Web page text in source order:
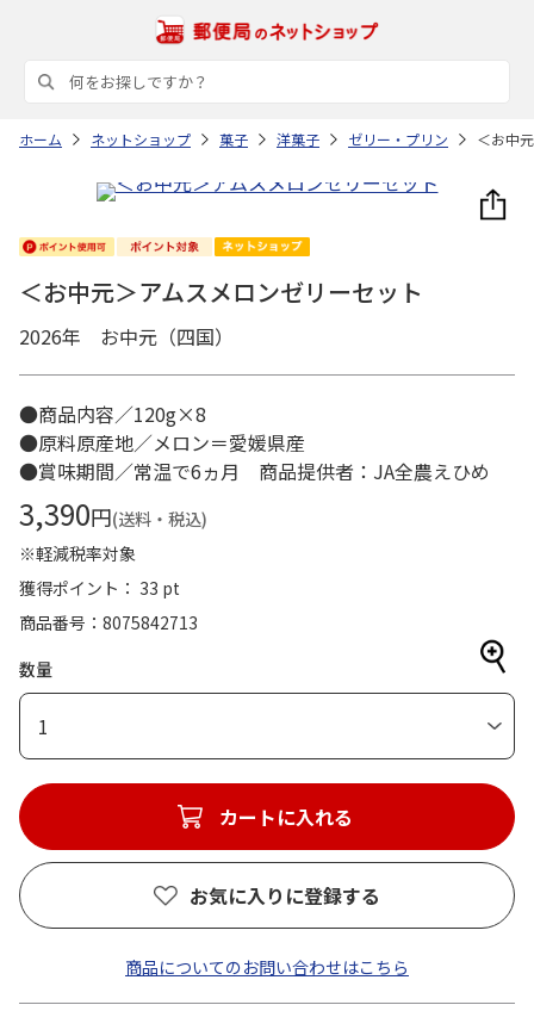
ホーム ネットショップ 菓子 洋菓子 ゼリー・プリン ＜お中
＜お中元＞アムスメロンゼリーセット
2026年 お中元（四国）
●商品内容／120g×8
●原料原産地／メロン＝愛媛県産
●賞味期間／常温で6ヵ月 商品提供者：JA全農えひめ
3,390円(送料・税込)
※軽減税率対象
獲得ポイント： 33 pt
商品番号
8075842713
数量
1
カートに入れる
お気に入りに登録する
商品についてのお問い合わせはこちら